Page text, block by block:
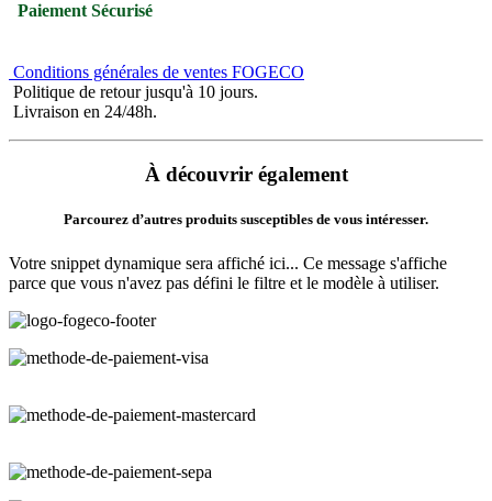
Paiement Sécurisé
Conditions générales de ventes FOGECO
Politique de retour jusqu'à 10 jours.
Livraison en 24/48h.
À découvrir également
Parcourez d’autres produits susceptibles de vous intéresser.
Votre snippet dynamique sera affiché ici... Ce message s'affiche
parce que vous n'avez pas défini le filtre et le modèle à utiliser.